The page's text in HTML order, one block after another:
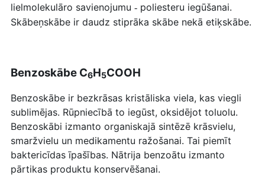
lielmolekulāro savienojumu - poliesteru iegūšanai.
Skābeņskābe ir daudz stiprāka skābe nekā etiķskābe.
Benzoskābe C6H5COOH
Benzoskābe ir bezkrāsas kristāliska viela, kas viegli
sublimējas. Rūpniecībā to iegūst, oksidējot toluolu.
Benzoskābi izmanto organiskajā sintēzē krāsvielu,
smaržvielu un medikamentu ražošanai. Tai piemīt
baktericīdas īpašības. Nātrija benzoātu izmanto
pārtikas produktu konservēšanai.